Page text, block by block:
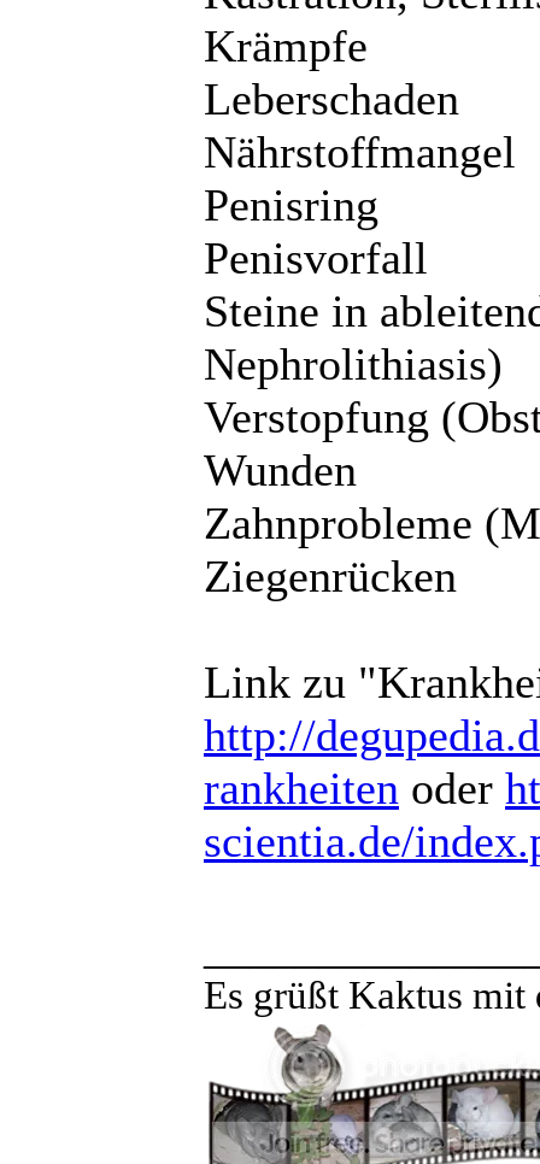
Krämpfe
Leberschaden
Nährstoffmangel
Penisring
Penisvorfall
Steine in
Nephrolithiasis)
Verstopfung
Wunden
Zahnprobleme
Ziegenrücken
Link zu
http://
rankheiten oder
scientia.de/
Es grüßt Kaktus mit